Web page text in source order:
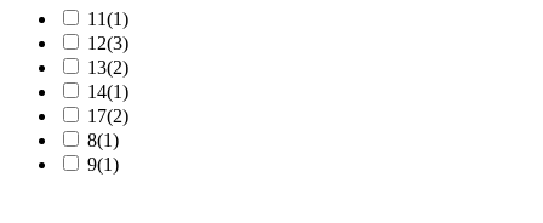
11(1)
12(3)
13(2)
14(1)
17(2)
8(1)
9(1)